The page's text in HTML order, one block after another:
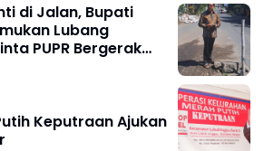
di Jalan, Bupati
Lubang
PUPR Bergerak
Keputraan Ajukan